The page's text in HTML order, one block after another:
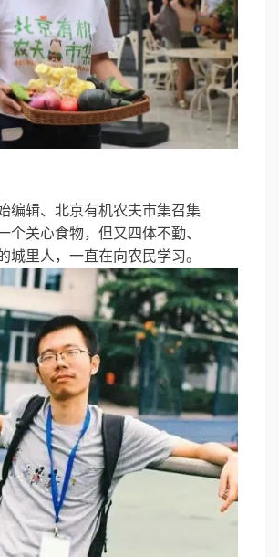
编辑、北京有机农夫市集召集
个关心食物，但又四体不勤、
城里人，一直在向农民学习。